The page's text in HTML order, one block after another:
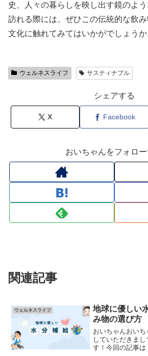
史、人々の暮らしを映し出す鏡のよ
訪れる際には、ぜひこの伝統的な飲
文化に触れてみてはいかがでしょうか
ウェルネスライフ サスティナブル
シェアする
X Facebook
おいちゃんをフォロー
関連記事
ウェルネスライフ
地球に優しい
み物の選び方
おいちゃんおい
していただきま
す！今回の記事